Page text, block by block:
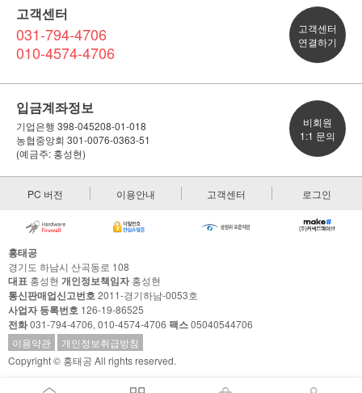
고객센터
031-794-4706
010-4574-4706
고객센터
연결하기
입금계좌정보
기업은행 398-045208-01-018
농협중앙회 301-0076-0363-51
(예금주: 홍성현)
비회원
1:1 문의
PC 버전 이용안내 고객센터 로그인
홍태공
경기도 하남시 산곡동로 108
대표 홍성현 개인정보책임자홍성현
통신판매업신고번호2011-경기하남-0053호
사업자 등록번호 126-19-86525
전화031-794-4706, 010-4574-4706 팩스05040544706
이용약관
개인정보취급방침
Copyright © 홍태공 All rights reserved.